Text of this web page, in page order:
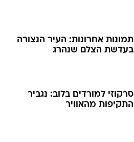
תמונות אחרונות: העיר הנצורה
בעדשת הצלם שנהרג
סרקוזי למורדים בלוב: נגביר
התקיפות מהאוויר